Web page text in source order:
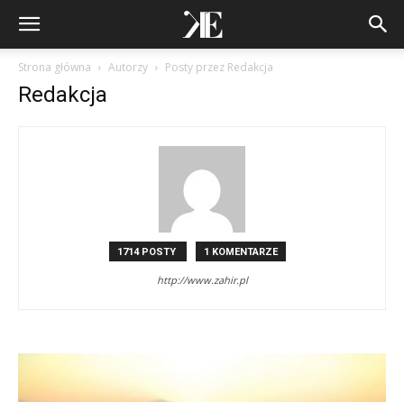
Strona główna Autorzy Posty przez Redakcja
Redakcja
1714 POSTY 1 KOMENTARZE
http://www.zahir.pl